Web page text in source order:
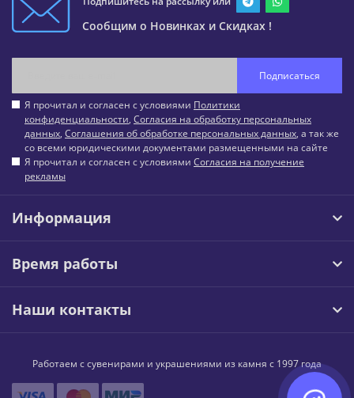
Сообщим о Новинках и Скидках !
Подписаться
Я прочитал и согласен с условиями Политики
конфиденциальности, Согласия на обработку персональных
данных, Соглашения об обработке персональных данных, а так же
со всеми юридическими документами размещенными на сайте
Я прочитал и согласен с условиями Согласия на получение
рекламы
Информация
Время работы
Наши контакты
Работаем с сувенирами и украшениями из камня с 1997 года